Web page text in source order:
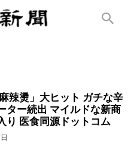
麻辣燙」大ヒット ガチな辛
ター続出 マイルドな新商
り 医食同源ドットコム